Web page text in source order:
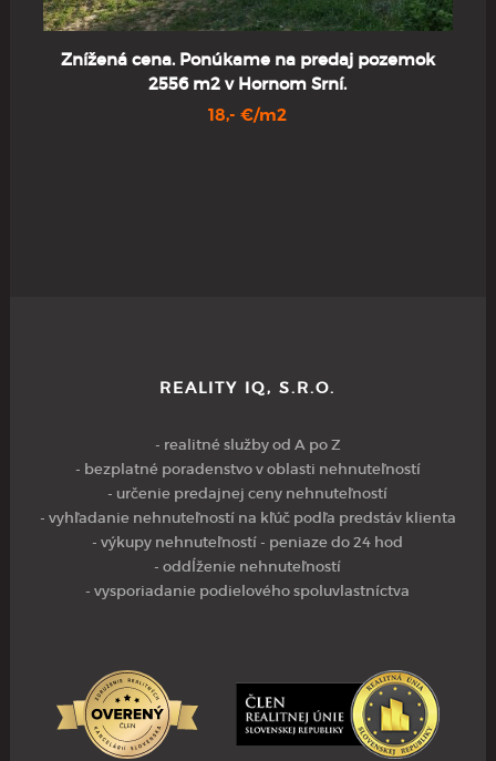
Znížená cena. Ponúkame na predaj pozemok
2556 m2 v Hornom Srní.
18,- €/m2
REALITY IQ, S.R.O.
- realitné služby od A po Z
- bezplatné poradenstvo v oblasti nehnuteľností
- určenie predajnej ceny nehnuteľností
- vyhľadanie nehnuteľností na kľúč podľa predstáv klienta
- výkupy nehnuteľností - peniaze do 24 hod
- oddĺženie nehnuteľností
- vysporiadanie podielového spoluvlastníctva